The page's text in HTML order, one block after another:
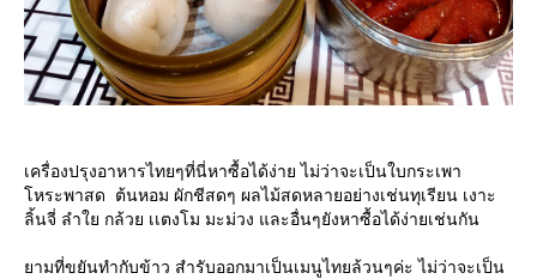
เครื่องปรุงอาหารไทยๆที่นี่หาซื้อได้ง่าย ไม่ว่าจะเป็นใบกระเพา
โหระพาสด ต้นหอม ผักชีสดๆ ผลไม้สดหลายอย่างเช่นทุเรียน เงาะ
ลิ้นจี่ ลำใย กล้วย เเตงโม มะม่วง และอื่นๆยังหาซื้อได้ง่ายเช่นกัน
ยามที่ขยันทำกับข้าว สำรับออกมาเป็นเมนูไทยล้วนๆค่ะ ไม่ว่าจะเป็น